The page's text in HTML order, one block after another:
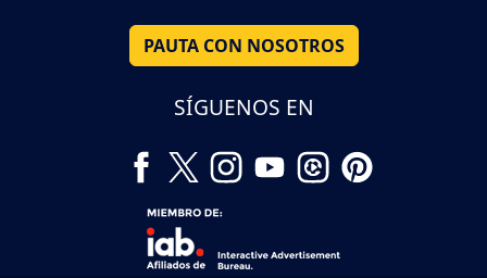
PAUTA CON NOSOTROS
SÍGUENOS EN